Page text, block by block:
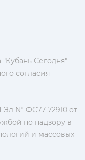
Сегодня"
согласия
Эл № ФС77-72910 от
по надзору в
и массовых